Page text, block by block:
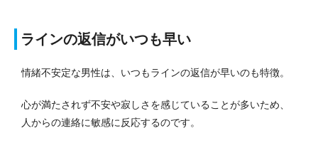
ラインの返信がいつも早い
情緒不安定な男性は、いつもラインの返信が早いのも特徴。
心が満たされず不安や寂しさを感じていることが多いため、
人からの連絡に敏感に反応するのです。